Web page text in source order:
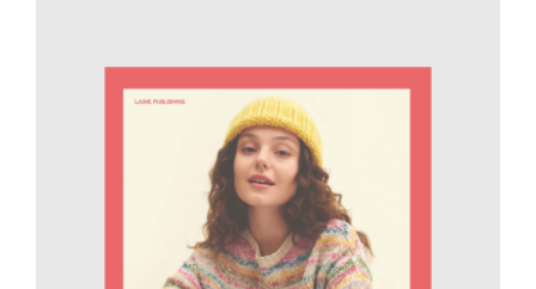
AÑADIR AL CARRITO
/